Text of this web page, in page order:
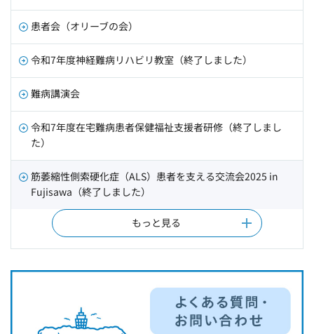
患者会（オリーブの会）
令和7年度神経難病リハビリ教室（終了しました）
難病講演会
令和7年度在宅難病患者保健福祉支援者研修（終了しまし
た）
筋萎縮性側索硬化症（ALS）患者を支える交流会2025 in
Fujisawa（終了しました）
もっと見る